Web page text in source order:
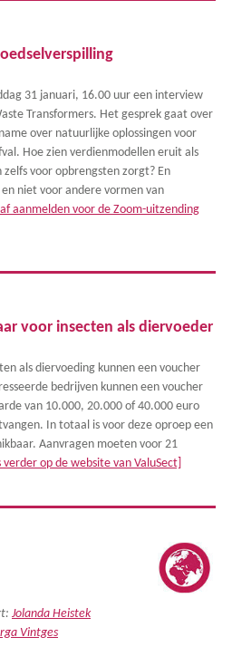
31 januari, 16.00 uur een interview
Transformers. Het gesprek gaat over
over natuurlijke oplossingen voor
Hoe zien verdienmodellen eruit als
voor opbrengsten zorgt? En
niet voor andere vormen van
aanmelden voor de Zoom-uitzending
voor insecten als diervoeder
als diervoeding kunnen een voucher
bedrijven kunnen een voucher
van 10.000, 20.000 of 40.000 euro
In totaal is voor deze oproep een
Aanvragen moeten voor 21
verder op de website van ValuSect]
Jolanda Heistek
Vintges